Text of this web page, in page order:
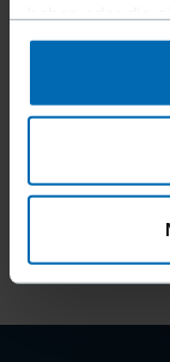
gesammelt